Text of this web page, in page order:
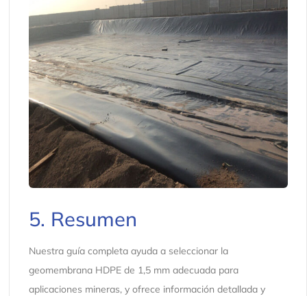
5. Resumen
Nuestra guía completa ayuda a seleccionar la
geomembrana HDPE de 1,5 mm adecuada para
aplicaciones mineras, y ofrece información detallada y